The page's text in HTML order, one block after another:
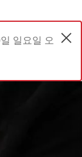
일요일 오